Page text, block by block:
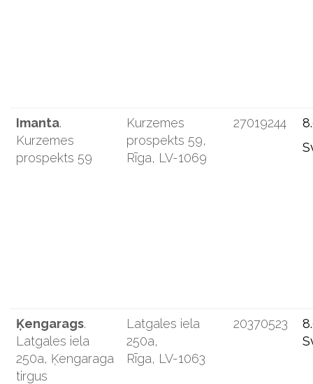
Imanta.
Kurzemes
prospekts 59
Kurzemes
prospekts 59,
Rīga, LV-1069
27019244
Ķengarags.
Latgales iela
250a, Ķengaraga
tirgus
Latgales iela
250a,
Rīga, LV-1063
20370523